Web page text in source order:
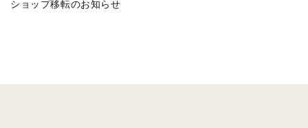
ショップ移転のお知らせ